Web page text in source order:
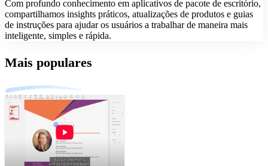
Com profundo conhecimento em aplicativos de pacote de escritório,
compartilhamos insights práticos, atualizações de produtos e guias
de instruções para ajudar os usuários a trabalhar de maneira mais
inteligente, simples e rápida.
Mais populares